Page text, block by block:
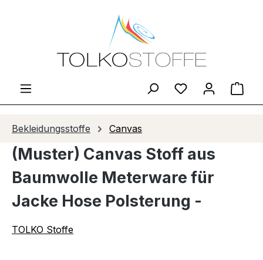
Zum Hauptinhalt springen
Du hast 0
Bekleidungsstoffe Canvas
(Muster) Canvas Stoff aus
Baumwolle Meterware für
Jacke Hose Polsterung -
TOLKO Stoffe